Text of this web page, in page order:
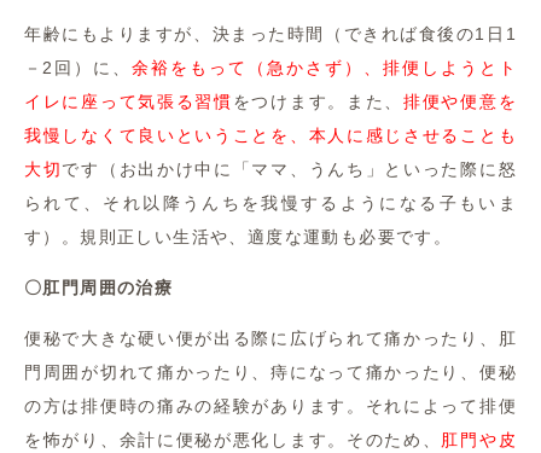
年齢にもよりますが、決まった時間（できれば食後の1日1
－2回）に、余裕をもって（急かさず）、排便しようとト
イレに座って気張る習慣をつけます。また、排便や便意を
我慢しなくて良いということを、本人に感じさせることも
大切です（お出かけ中に「ママ、うんち」といった際に怒
られて、それ以降うんちを我慢するようになる子もいま
す）。規則正しい生活や、適度な運動も必要です。
〇肛門周囲の治療
便秘で大きな硬い便が出る際に広げられて痛かったり、肛
門周囲が切れて痛かったり、痔になって痛かったり、便秘
の方は排便時の痛みの経験があります。それによって排便
を怖がり、余計に便秘が悪化します。そのため、 肛門や皮